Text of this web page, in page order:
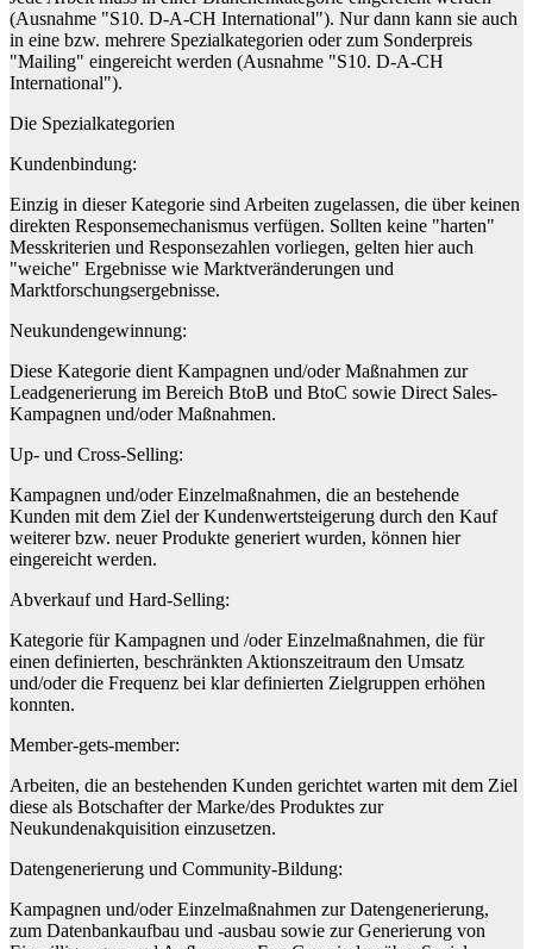
(Ausnahme "S10. D-A-CH International"). Nur dann kann sie auch
in eine bzw. mehrere Spezialkategorien oder zum Sonderpreis
"Mailing" eingereicht werden (Ausnahme "S10. D-A-CH
International").
Die Spezialkategorien
Kundenbindung:
Einzig in dieser Kategorie sind Arbeiten zugelassen, die über keinen
direkten Responsemechanismus verfügen. Sollten keine "harten"
Messkriterien und Responsezahlen vorliegen, gelten hier auch
"weiche" Ergebnisse wie Marktveränderungen und
Marktforschungsergebnisse.
Neukundengewinnung:
Diese Kategorie dient Kampagnen und/oder Maßnahmen zur
Leadgenerierung im Bereich BtoB und BtoC sowie Direct Sales-
Kampagnen und/oder Maßnahmen.
Up- und Cross-Selling:
Kampagnen und/oder Einzelmaßnahmen, die an bestehende
Kunden mit dem Ziel der Kundenwertsteigerung durch den Kauf
weiterer bzw. neuer Produkte generiert wurden, können hier
eingereicht werden.
Abverkauf und Hard-Selling:
Kategorie für Kampagnen und /oder Einzelmaßnahmen, die für
einen definierten, beschränkten Aktionszeitraum den Umsatz
und/oder die Frequenz bei klar definierten Zielgruppen erhöhen
konnten.
Member-gets-member:
Arbeiten, die an bestehenden Kunden gerichtet warten mit dem Ziel
diese als Botschafter der Marke/des Produktes zur
Neukundenakquisition einzusetzen.
Datengenerierung und Community-Bildung:
Kampagnen und/oder Einzelmaßnahmen zur Datengenerierung,
zum Datenbankaufbau und -ausbau sowie zur Generierung von